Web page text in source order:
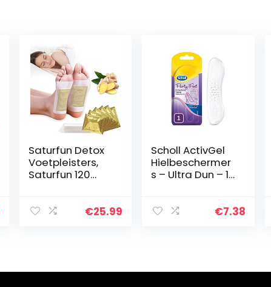
Saturfun Detox
Voetpleisters,
Saturfun 120
Professionele
€25.99
Scholl ActivGel
Hielbeschermer
s – Ultra Dun – 1
€7.38